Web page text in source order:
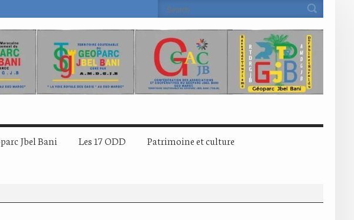
Jbel Bani Les 17 ODD Patrimoine et culture